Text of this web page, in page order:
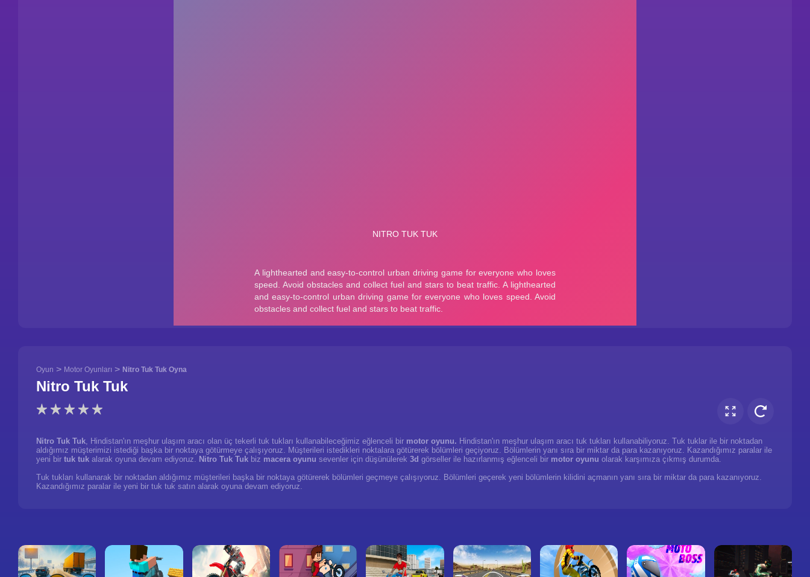
Oyun > Motor Oyunları > Nitro Tuk Tuk Oyna
Nitro Tuk Tuk
Nitro Tuk Tuk, Hindistan'ın meşhur ulaşım aracı olan üç tekerli tuk tukları kullanabileceğimiz eğlenceli bir motor oyunu. Hindistan'ın meşhur ulaşım aracı tuk tukları kullanabiliyoruz. Tuk tuklar ile bir noktadan
aldığımız müşterimizi istediği başka bir noktaya götürmeye çalışıyoruz. Müşterileri istedikleri noktalara götürerek bölümleri geçiyoruz. Bölümlerin yanı sıra bir miktar da para kazanıyoruz. Kazandığımız paralar ile
yeni bir tuk tuk alarak oyuna devam ediyoruz. Nitro Tuk Tuk biz macera oyunu sevenler için düşünülerek 3d görseller ile hazırlanmış eğlenceli bir motor oyunu olarak karşımıza çıkmış durumda.
Tuk tukları kullanarak bir noktadan aldığımız müşterileri başka bir noktaya götürerek bölümleri geçmeye çalışıyoruz. Bölümleri geçerek yeni bölümlerin kilidini açmanın yanı sıra bir miktar da para kazanıyoruz.
Kazandığımız paralar ile yeni bir tuk tuk satın alarak oyuna devam ediyoruz.